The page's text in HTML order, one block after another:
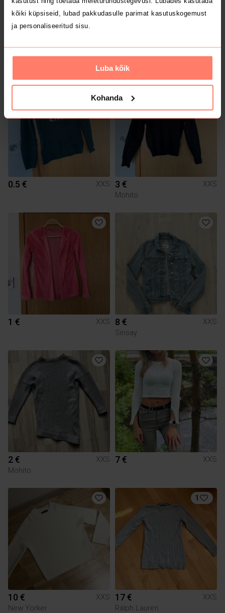
kõiki küpsiseid, lubad pakkudasulle parimat kasutuskogemust
ja personaliseeritud sisu.
Luba kõik
Kohanda
10 €
XXS
J.Crew
4 €
XXS
H&M
0.5 € XXS 3 €
XXS
Mohito
1 € XXS 8 €
XXS
Sinsay
2 €
XXS
Mohito
7 € XXS
10 €
XXS
New Yorker
1
17 €
XXS
Ralph Lauren